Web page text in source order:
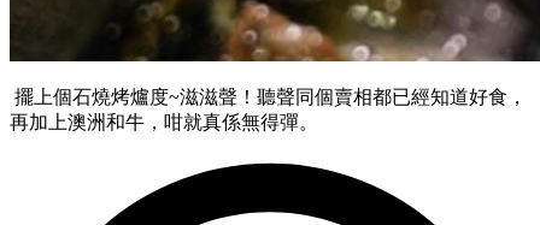
擺上個石燒烤爐度~滋滋聲！聽聲同個賣相都已經知道好食，
再加上澳洲和牛，咁就真係無得彈。